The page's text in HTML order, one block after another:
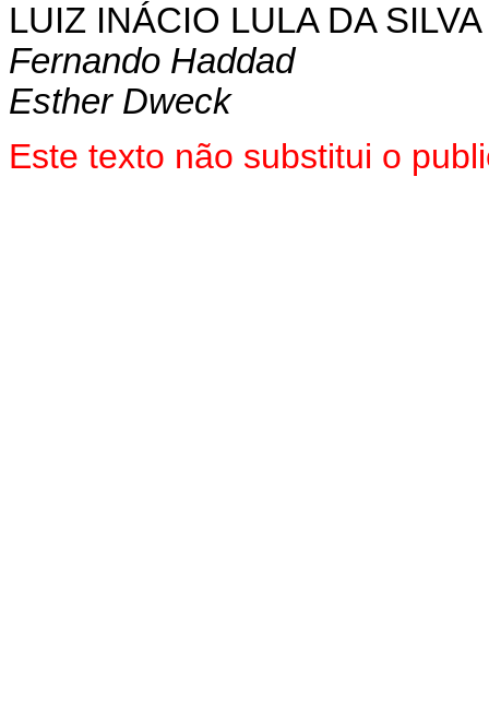
LUIZ INÁCIO LULA DA SILVA
Fernando Haddad
Esther Dweck
Este texto não substitui o